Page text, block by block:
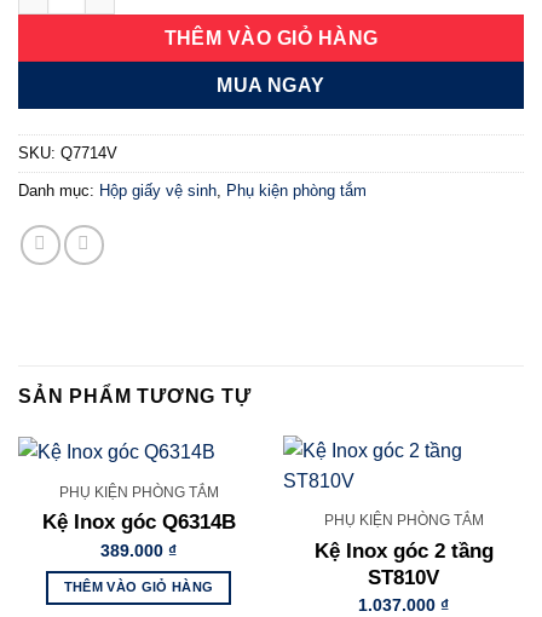
THÊM VÀO GIỎ HÀNG
MUA NGAY
SKU: Q7714V
Danh mục: Hộp giấy vệ sinh Phụ kiện phòng tắm
SẢN PHẨM TƯƠNG TỰ
PHỤ KIỆN PHÒNG TẮM
Kệ Inox góc Q6314B
389.000 ₫
THÊM VÀO GIỎ HÀNG
PHỤ KIỆN PHÒNG TẮM
Kệ Inox góc 2 tầng
ST810V
1.037.000 ₫